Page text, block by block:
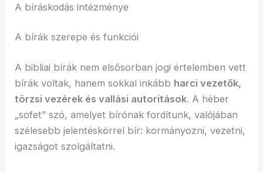
A bíráskodás intézménye
A bírák szerepe és funkciói
A bibliai bírák nem elsősorban jogi értelemben vett
bírák voltak, hanem sokkal inkább harci vezetők,
törzsi vezérek és vallási autoritások. A héber
„sofet” szó, amelyet bírónak fordítunk, valójában
szélesebb jelentéskörrel bír: kormányozni, vezetni,
igazságot szolgáltatni.